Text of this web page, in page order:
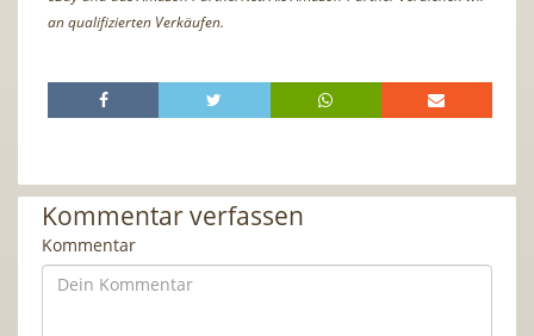
an qualifizierten Verkäufen.
Kommentar verfassen
Kommentar